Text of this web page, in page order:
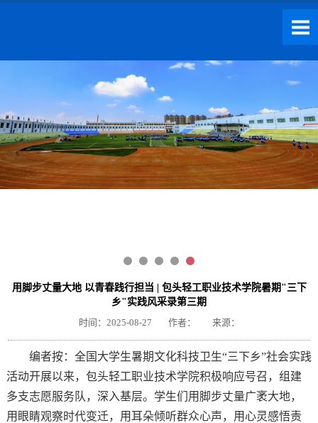
用脚步丈量大地 以青春践行担当 | 包头轻工职业技术学院暑期"三下
乡"实践风采录第三期
时间：2025-08-27 作者： 来源：
编者按：全国大学生暑期文化科技卫生“三下乡”社会实践
活动开展以来，包头轻工职业技术学院积极响应号召，组建
多支志愿服务队，深入基层。学生们用脚步丈量广袤大地，
用眼睛观察时代变迁，用耳朵倾听群众心声，用心灵感悟责